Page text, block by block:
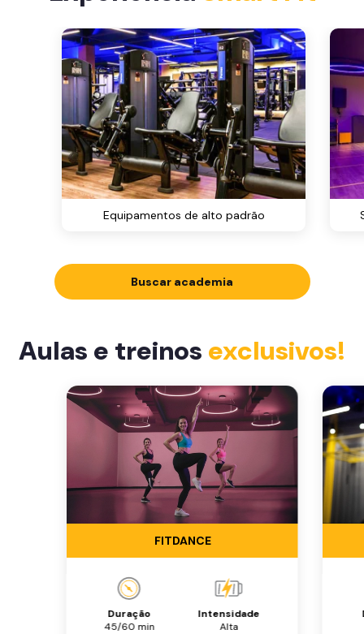
Equipamentos de alto padrão
Buscar academia
Aulas e treinos exclusivos!
FITDANCE
Duração
45/60 min
Intensidade
Alta